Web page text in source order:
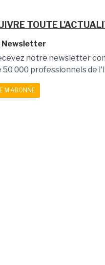
TOUTE
Newsletter
notre newsletter
50 000 professionnels de
M'ABONNE